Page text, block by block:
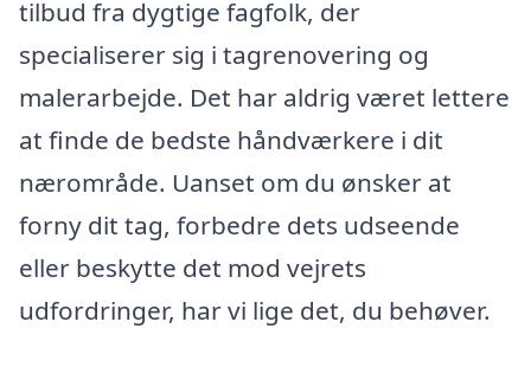
tilbud fra dygtige fagfolk, der
specialiserer sig i tagrenovering og
malerarbejde. Det har aldrig været lettere
at finde de bedste håndværkere i dit
nærområde. Uanset om du ønsker at
forny dit tag, forbedre dets udseende
eller beskytte det mod vejrets
udfordringer, har vi lige det, du behøver.